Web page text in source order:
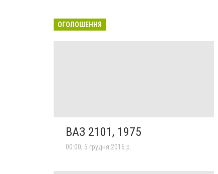
ОГОЛОШЕННЯ
ВАЗ 2101, 1975
00:00, 5 грудня 2016 р.